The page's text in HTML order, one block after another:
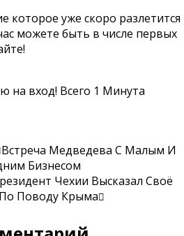
которое уже скоро разлетится
можете быть в числе первых
на вход! Всего 1 Минута
Встреча Медведева С Малым И
Бизнесом
Чехии Высказал Своё
Поводу Крыма